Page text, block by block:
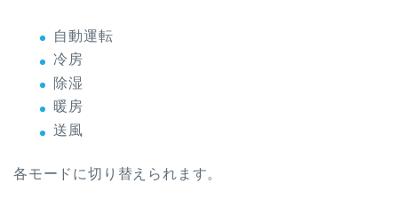
自動運転
冷房
除湿
暖房
送風
各モードに切り替えられます。